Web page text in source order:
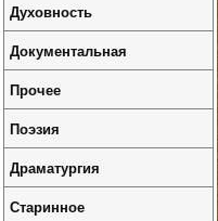
Духовность
Документальная
Прочее
Поэзия
Драматургия
Старинное